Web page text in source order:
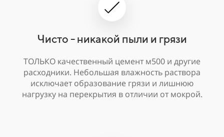
Чисто - никакой пыли и грязи
ТОЛЬКО качественный цемент м500 и другие
расходники. Небольшая влажность раствора
исключает образование грязи и лишнюю
нагрузку на перекрытия в отличии от мокрой.